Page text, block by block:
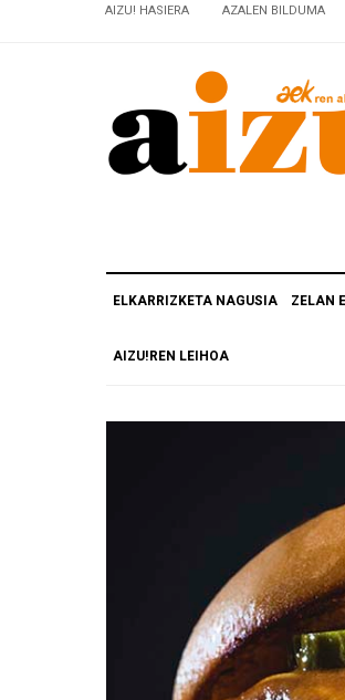
AIZU! HASIERA AZALEN BILDUMA
ELKARRIZKETA NAGUSIA ZELAN
AIZU!REN LEIHOA